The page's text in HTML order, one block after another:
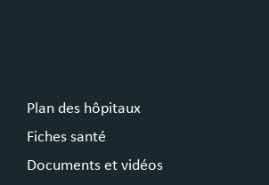
Plan des hôpitaux
Fiches santé
Documents et vidéos